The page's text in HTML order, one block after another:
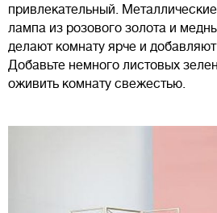
привлекательный.
лампа из розового золота и
делают комнату ярче и
Добавьте немного листовых
оживить комнату свежестью.